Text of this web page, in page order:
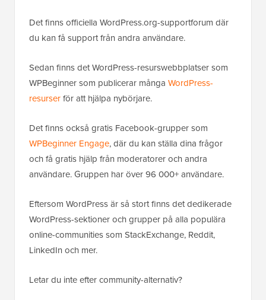
Det finns officiella WordPress.org-supportforum där
du kan få support från andra användare.
Sedan finns det WordPress-resurswebbplatser som
WPBeginner som publicerar många WordPress-
resurserför att hjälpa nybörjare.
Det finns också gratis Facebook-grupper som
WPBeginner Engage, där du kan ställa dina frågor
och få gratis hjälp från moderatorer och andra
användare. Gruppen har över 96 000+ användare.
Eftersom WordPress är så stort finns det dedikerade
WordPress-sektioner och grupper på alla populära
online-communities som StackExchange, Reddit,
LinkedIn och mer.
Letar du inte efter community-alternativ?